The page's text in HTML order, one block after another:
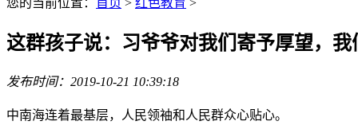
您的当前位置： 首页 > 红色教育 >
这群孩子说：习爷爷对我们寄予厚望，我
发布时间：2019-10-21 10:39:18
中南海连着最基层，人民领袖和人民群众心贴心。